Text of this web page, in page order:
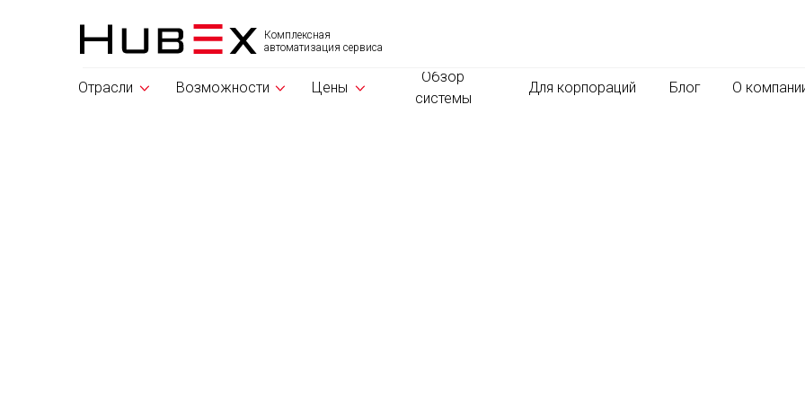
Комплексная
автоматизация сервиса
О
Обзор
системы
Цены
Отрасли Для корпораций Блог
Возможности